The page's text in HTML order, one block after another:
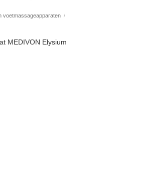
voetmassageapparaten /